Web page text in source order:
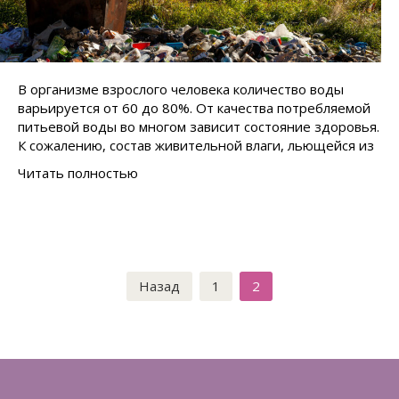
В организме взрослого человека количество воды
варьируется от 60 до 80%. От качества потребляемой
питьевой воды во многом зависит состояние здоровья.
К сожалению, состав живительной влаги, льющейся из
Читать полностью
Назад 1 2